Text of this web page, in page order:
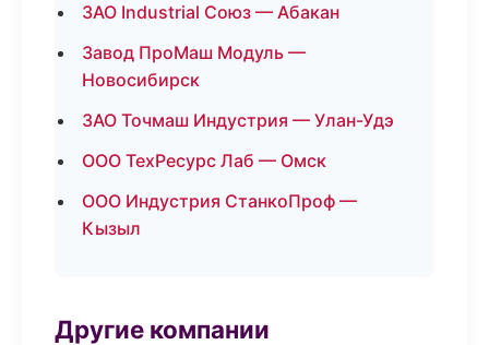
ЗАО Industrial Союз — Абакан
Завод ПроМаш Модуль —
Новосибирск
ЗАО Точмаш Индустрия — Улан-Удэ
ООО ТехРесурс Лаб — Омск
ООО Индустрия СтанкоПроф —
Кызыл
Другие компании